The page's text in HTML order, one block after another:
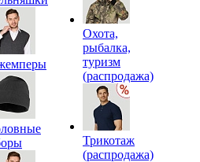
Охота,
рыбалка,
туризм
(распродажа)
Трикотаж
(распродажа)